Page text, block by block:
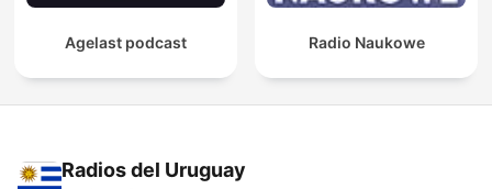
Agelast podcast Radio Naukowe
Radios del Uruguay